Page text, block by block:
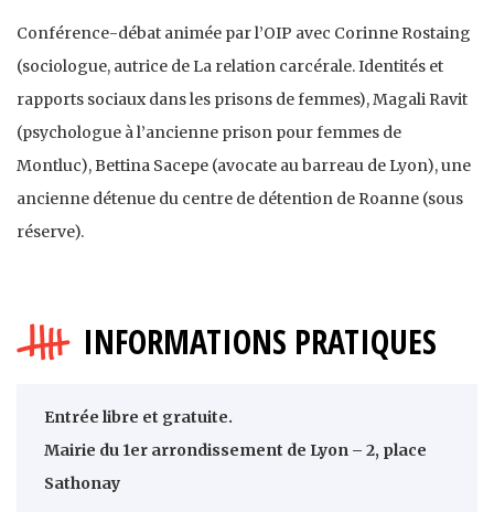
Conférence-débat animée par l’OIP avec Corinne Rostaing
(sociologue, autrice de La relation carcérale. Identités et
rapports sociaux dans les prisons de femmes), Magali Ravit
(psychologue à l’ancienne prison pour femmes de
Montluc), Bettina Sacepe (avocate au barreau de Lyon), une
ancienne détenue du centre de détention de Roanne (sous
réserve).
INFORMATIONS PRATIQUES
Entrée libre et gratuite.
Mairie du 1er arrondissement de Lyon – 2, place
Sathonay